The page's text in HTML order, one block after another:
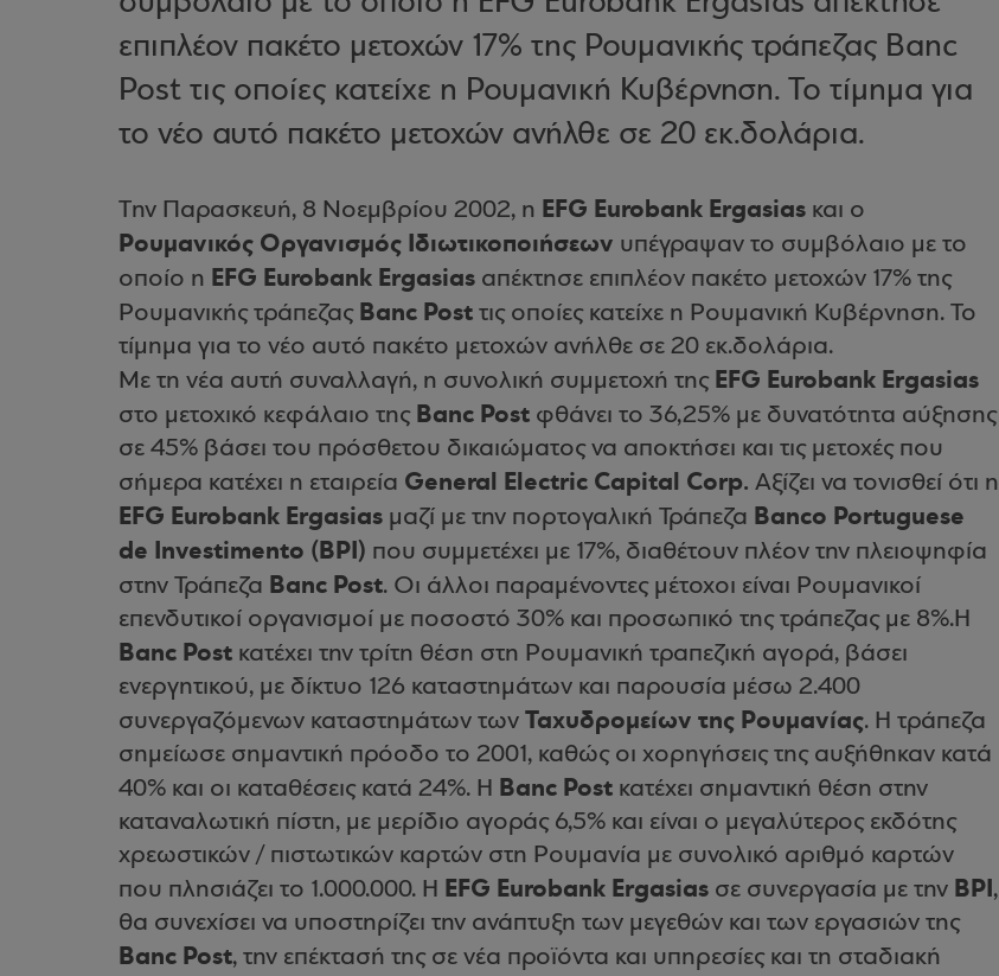
επιπλέον πακέτο μετοχών 17% της Ρουμανικής τράπεζας Banc
Post τις οποίες κατείχε η Ρουμανική Κυβέρνηση. Το τίμημα για
το νέο αυτό πακέτο μετοχών ανήλθε σε 20 εκ.δολάρια.
Tην Παρασκευή, 8 Νοεμβρίου 2002, η EFG Eurobank Ergasias και ο
Ρουμανικός Οργανισμός Ιδιωτικοποιήσεων υπέγραψαν το συμβόλαιο με το
οποίο η EFG Eurobank Ergasias απέκτησε επιπλέον πακέτο μετοχών 17% της
Ρουμανικής τράπεζας Banc Post τις οποίες κατείχε η Ρουμανική Κυβέρνηση. Το
τίμημα για το νέο αυτό πακέτο μετοχών ανήλθε σε 20 εκ.δολάρια.
Με τη νέα αυτή συναλλαγή, η συνολική συμμετοχή της EFG Eurobank Ergasias
στο μετοχικό κεφάλαιο της Banc Post φθάνει το 36,25% με δυνατότητα αύξησης
σε 45% βάσει του πρόσθετου δικαιώματος να αποκτήσει και τις μετοχές που
σήμερα κατέχει η εταιρεία General Electric Capital Corp. Αξίζει να τονισθεί ότι η
EFG Eurobank Ergasias μαζί με την πορτογαλική Τράπεζα Banco Portuguese
de Investimento (BPI) που συμμετέχει με 17%, διαθέτουν πλέον την πλειοψηφία
στην Τράπεζα Banc Post. Οι άλλοι παραμένοντες μέτοχοι είναι Ρουμανικοί
επενδυτικοί οργανισμοί με ποσοστό 30% και προσωπικό της τράπεζας με 8%.Η
Banc Post κατέχει την τρίτη θέση στη Ρουμανική τραπεζική αγορά, βάσει
ενεργητικού, με δίκτυο 126 καταστημάτων και παρουσία μέσω 2.400
συνεργαζόμενων καταστημάτων των Ταχυδρομείων της Ρουμανίας. Η τράπεζα
σημείωσε σημαντική πρόοδο το 2001, καθώς οι χορηγήσεις της αυξήθηκαν κατά
40% και οι καταθέσεις κατά 24%. Η Banc Post κατέχει σημαντική θέση στην
καταναλωτική πίστη, με μερίδιο αγοράς 6,5% και είναι ο μεγαλύτερος εκδότης
χρεωστικών / πιστωτικών καρτών στη Ρουμανία με συνολικό αριθμό καρτών
που πλησιάζει το 1.000.000. Η EFG Eurobank Ergasias σε συνεργασία με την BPI,
θα συνεχίσει να υποστηρίζει την ανάπτυξη των μεγεθών και των εργασιών της
Banc Post, την επέκτασή της σε νέα προϊόντα και υπηρεσίες και τη σταδιακή